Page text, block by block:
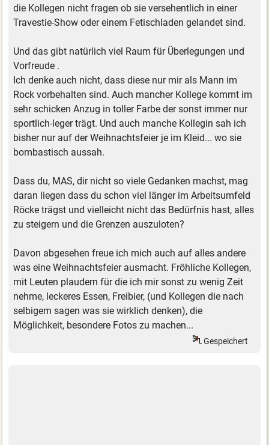
die Kollegen nicht fragen ob sie versehentlich in einer
Travestie-Show oder einem Fetischladen gelandet sind.
Und das gibt natürlich viel Raum für Überlegungen und
Vorfreude .
Ich denke auch nicht, dass diese nur mir als Mann im
Rock vorbehalten sind. Auch mancher Kollege kommt im
sehr schicken Anzug in toller Farbe der sonst immer nur
sportlich-leger trägt. Und auch manche Kollegin sah ich
bisher nur auf der Weihnachtsfeier je im Kleid... wo sie
bombastisch aussah.
Dass du, MAS, dir nicht so viele Gedanken machst, mag
daran liegen dass du schon viel länger im Arbeitsumfeld
Röcke trägst und vielleicht nicht das Bedürfnis hast, alles
zu steigern und die Grenzen auszuloten?
Davon abgesehen freue ich mich auch auf alles andere
was eine Weihnachtsfeier ausmacht. Fröhliche Kollegen,
mit Leuten plaudern für die ich mir sonst zu wenig Zeit
nehme, leckeres Essen, Freibier, (und Kollegen die nach
selbigem sagen was sie wirklich denken), die
Möglichkeit, besondere Fotos zu machen...
Gespeichert